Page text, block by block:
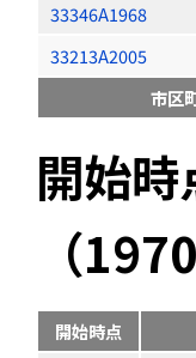
33346A1968
33213A2005
市区
開始
（
開始時点